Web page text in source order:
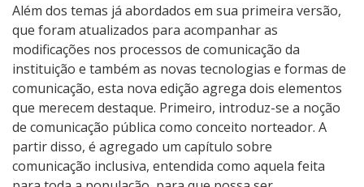
Além dos temas já abordados em sua primeira versão,
que foram atualizados para acompanhar as
modificações nos processos de comunicação da
instituição e também as novas tecnologias e formas de
comunicação, esta nova edição agrega dois elementos
que merecem destaque. Primeiro, introduz-se a noção
de comunicação pública como conceito norteador. A
partir disso, é agregado um capítulo sobre
comunicação inclusiva, entendida como aquela feita